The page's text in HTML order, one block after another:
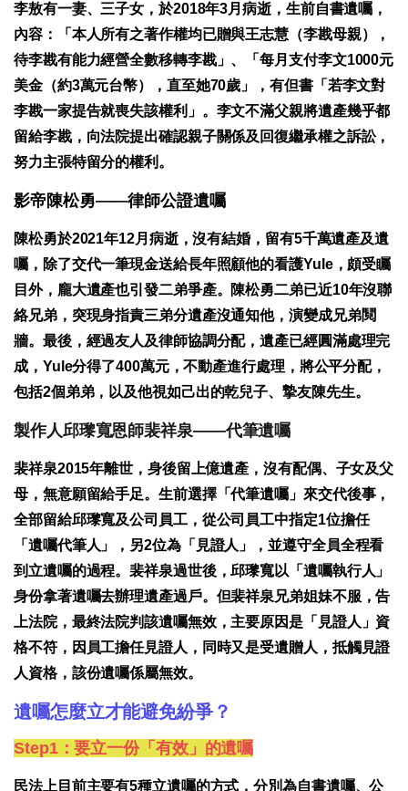
李敖有一妻、三子女，於2018年3月病逝，生前自書遺囑，
內容：「本人所有之著作權均已贈與王志慧（李戡母親），
待李戡有能力經營全數移轉李戡」、「每月支付李文1000元
美金（約3萬元台幣），直至她70歲」，有但書「若李文對
李戡一家提告就喪失該權利」。李文不滿父親將遺產幾乎都
留給李戡，向法院提出確認親子關係及回復繼承權之訴訟，
努力主張特留分的權利。
影帝陳松勇——律師公證遺囑
陳松勇於2021年12月病逝，沒有結婚，留有5千萬遺產及遺
囑，除了交代一筆現金送給長年照顧他的看護Yule，頗受矚
目外，龐大遺產也引發二弟爭產。陳松勇二弟已近10年沒聯
絡兄弟，突現身指責三弟分遺產沒通知他，演變成兄弟鬩
牆。最後，經過友人及律師協調分配，遺產已經圓滿處理完
成，Yule分得了400萬元，不動產進行處理，將公平分配，
包括2個弟弟，以及他視如己出的乾兒子、摯友陳先生。
製作人邱瓈寬恩師裴祥泉——代筆遺囑
裴祥泉2015年離世，身後留上億遺產，沒有配偶、子女及父
母，無意願留給手足。生前選擇「代筆遺囑」來交代後事，
全部留給邱瓈寬及公司員工，從公司員工中指定1位擔任
「遺囑代筆人」，另2位為「見證人」，並遵守全員全程看
到立遺囑的過程。裴祥泉過世後，邱瓈寬以「遺囑執行人」
身份拿著遺囑去辦理遺產過戶。但裴祥泉兄弟姐妹不服，告
上法院，最終法院判該遺囑無效，主要原因是「見證人」資
格不符，因員工擔任見證人，同時又是受遺贈人，抵觸見證
人資格，該份遺囑係屬無效。
遺囑怎麼立才能避免紛爭？
Step1：要立一份「有效」的遺囑
民法上目前主要有5種立遺囑的方式，分別為自書遺囑、公